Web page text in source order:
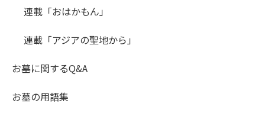
連載「おはかもん」
連載「アジアの聖地から」
お墓に関するQ&A
お墓の用語集